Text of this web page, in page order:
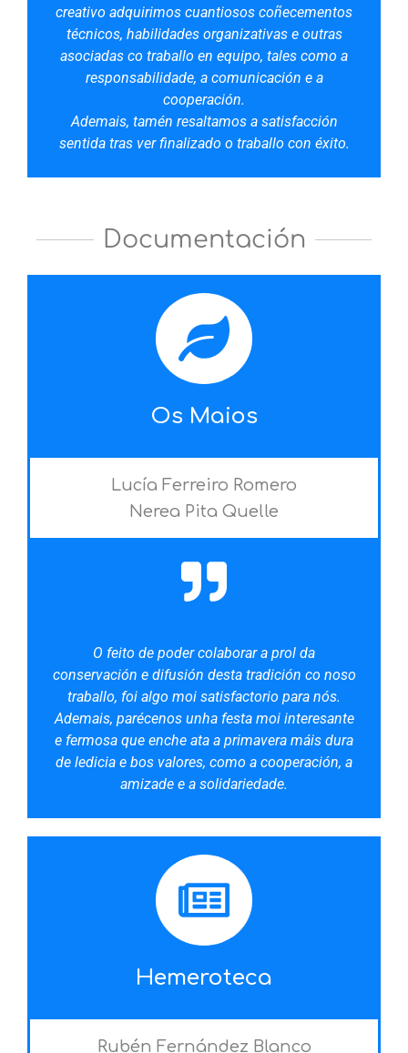
creativo adquirimos cuantiosos coñecementos
técnicos, habilidades organizativas e outras
asociadas co traballo en equipo, tales como a
responsabilidade, a comunicación e a
cooperación.
Ademais, tamén resaltamos a satisfacción
sentida tras ver finalizado o traballo con éxito.
Documentación
Os Maios
Lucía Ferreiro Romero
Nerea Pita Quelle
O feito de poder colaborar a prol da
conservación e difusión desta tradición co noso
traballo, foi algo moi satisfactorio para nós.
Ademais, parécenos unha festa moi interesante
e fermosa que enche ata a primavera máis dura
de ledicia e bos valores, como a cooperación, a
amizade e a solidariedade.
Hemeroteca
Rubén Fernández Blanco